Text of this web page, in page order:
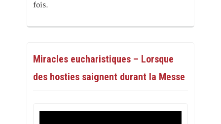
fois.
Miracles eucharistiques – Lorsque
des hosties saignent durant la Messe